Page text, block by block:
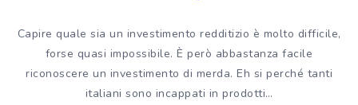
Capire quale sia un investimento redditizio è molto difficile,
forse quasi impossibile. È però abbastanza facile
riconoscere un investimento di merda. Eh si perché tanti
italiani sono incappati in prodotti…